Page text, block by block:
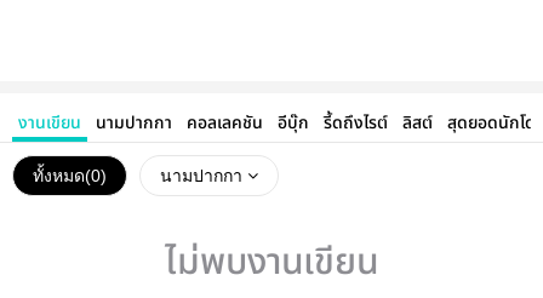
งานเขียน นามปากกา คอลเลคชัน อีบุ๊ก รี้ดถึงไรต์ ลิสต์ สุดยอดนักโด
ทั้งหมด(0) นามปากกา
ไม่พบงานเขียน